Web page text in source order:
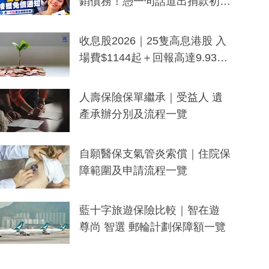
一度被誤當詐騙手段
收息股2026｜25隻高息港股 入
場費$1144起＋回報高達9.93
人壽保險保單繼承｜受益人 遺
產承辦分別及流程一覽
自願醫保支氣管炎索償｜住院保
障範圍及申請流程一覽
藍十字旅遊保險比較｜智在遊
尊尚 智選 郵輪計劃保障額一覽